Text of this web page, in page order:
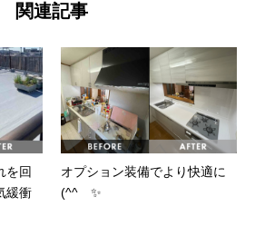
関連記事
を回
緩衝
オプション装備でより快適に
(^^ゞ✨